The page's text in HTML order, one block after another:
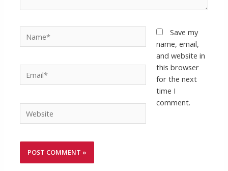
Name*
Email*
Website
name, email,
and website in
this browser
for the next
time I
comment.